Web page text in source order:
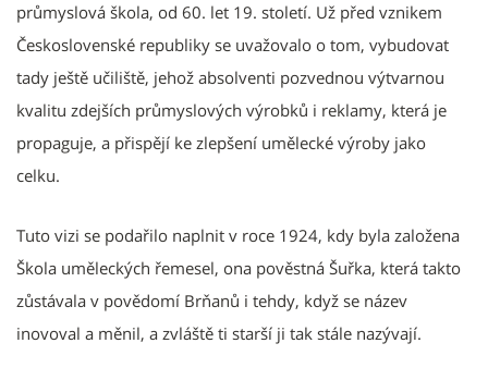
průmyslová škola, od 60. let 19. století. Už před vznikem
Československé republiky se uvažovalo o tom, vybudovat
tady ještě učiliště, jehož absolventi pozvednou výtvarnou
kvalitu zdejších průmyslových výrobků i reklamy, která je
propaguje, a přispějí ke zlepšení umělecké výroby jako
celku.
Tuto vizi se podařilo naplnit v roce 1924, kdy byla založena
Škola uměleckých řemesel, ona pověstná Šuřka, která takto
zůstávala v povědomí Brňanů i tehdy, když se název
inovoval a měnil, a zvláště ti starší ji tak stále nazývají.